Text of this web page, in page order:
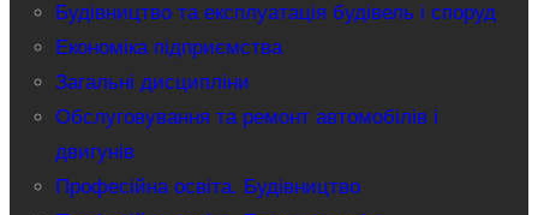
Будівництво та експлуатація будівель і споруд
Економіка підприємства
Загальні дисципліни
Обслуговування та ремонт автомобілів і
двигунів
Професійна освіта. Будівництво